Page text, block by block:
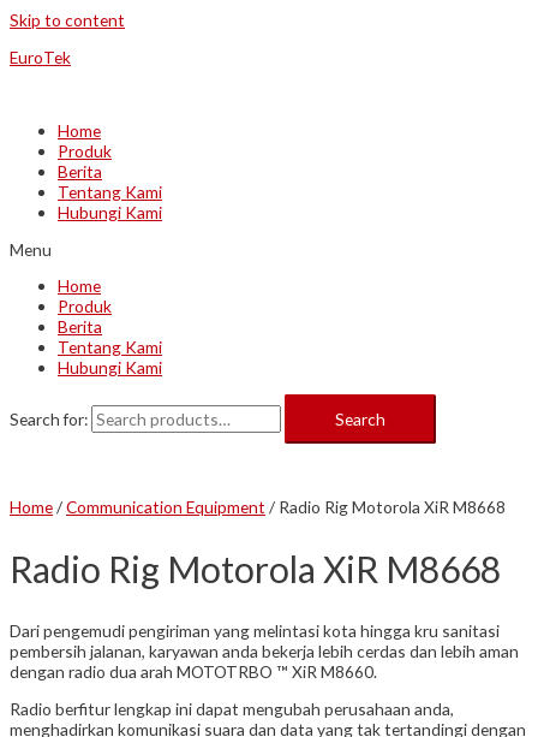
Skip to content
EuroTek
Home
Produk
Berita
Tentang Kami
Hubungi Kami
Menu
Home
Produk
Berita
Tentang Kami
Hubungi Kami
Search for: Search
Home/Communication Equipment / Radio Rig Motorola XiR M8668
Radio Rig Motorola XiR M8668
Dari pengemudi pengiriman yang melintasi kota hingga kru sanitasi
pembersih jalanan, karyawan anda bekerja lebih cerdas dan lebih aman
dengan radio dua arah MOTOTRBO ™ XiR M8660.
Radio berfitur lengkap ini dapat mengubah perusahaan anda,
menghadirkan komunikasi suara dan data yang tak tertandingi dengan